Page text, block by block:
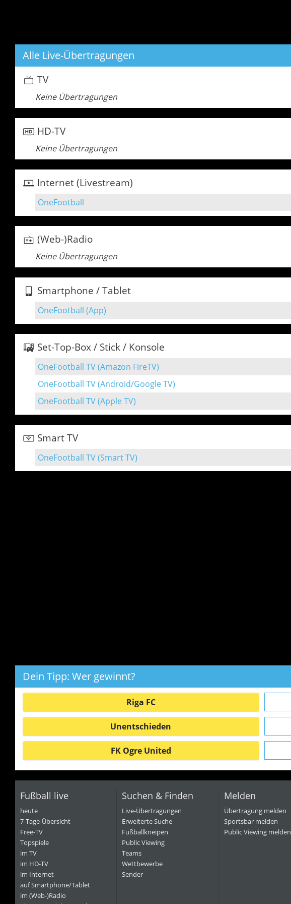
Alle Live-Übertragungen
TV
Keine Übertragungen
HD-TV
Keine Übertragungen
Internet (Livestream)
OneFootball
(Web-)Radio
Keine Übertragungen
Smartphone / Tablet
OneFootball (App)
Set-Top-Box / Stick / Konsole
OneFootball TV (Amazon FireTV)
OneFootball TV (Android/Google TV)
OneFootball TV (Apple TV)
Smart TV
OneFootball TV (Smart TV)
Dein Tipp: Wer gewinnt?
Riga FC
Unentschieden
FK Ogre United
Fußball live
heute
7-Tage-Übersicht
Free-TV
Topspiele
im TV
im HD-TV
im Internet
auf Smartphone/Tablet
im (Web-)Radio
Suchen & Finden
Live-Übertragungen
Erweiterte Suche
Fußballkneipen
Public Viewing
Teams
Wettbewerbe
Sender
Melden
Übertragung melden
Sportsbar melden
Public Viewing melden